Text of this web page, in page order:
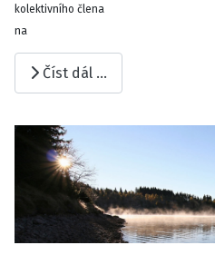
kolektivního člena
na
Číst dál …